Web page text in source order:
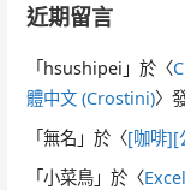
近期留言
「hsushipei 」於〈
體中文 (Crostini)〉
「無名 」於〈[咖啡][
「小菜鳥 」於〈